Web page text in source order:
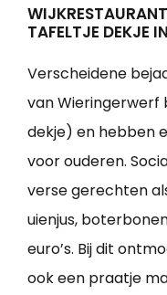
TAFELTJE DEKJE
Verscheidene
van
dekje) en hebben
voor ouderen.
verse gerechten
uienjus,
euro’s. Bij dit
ook een praatje